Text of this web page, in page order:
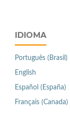
IDIOMA
Português (Brasil)
English
Español (España)
Français (Canada)